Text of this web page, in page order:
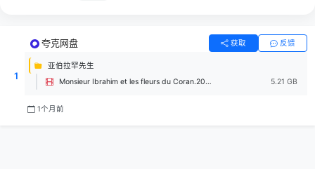
他传授知识，一老一少从此展开一段弥足珍贵的忘年交…
1
夸克网盘 获取 反馈
亚伯拉罕先生
Monsieur Ibrahim et les fleurs du Coran.2003.720p.BluRay.AVC-mfcorrea.mkv
5.21 GB
1个月前